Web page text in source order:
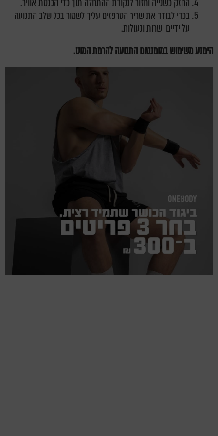
החזק כשנייה וחזור לנקודת ההתחלה תוך כדי הכנסת אוויר.
בכדי לבודד את שריר הטרפזים עליך לשמור בכל שלב התנועה
על ידיים ישרות ונעולות.
הימנע משימוש במומנטום התנועה להרמת המוט.